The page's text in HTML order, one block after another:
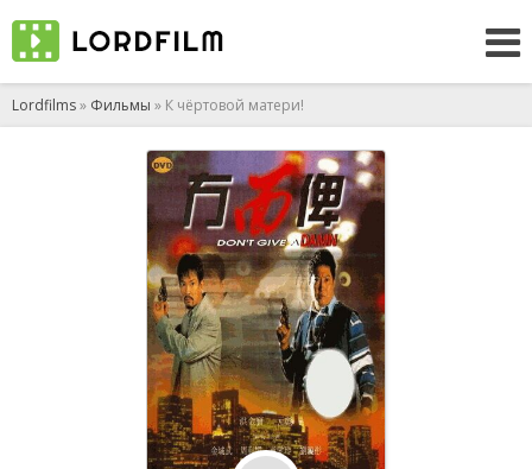
Lordfilms» Фильмы » К чёртовой матери!